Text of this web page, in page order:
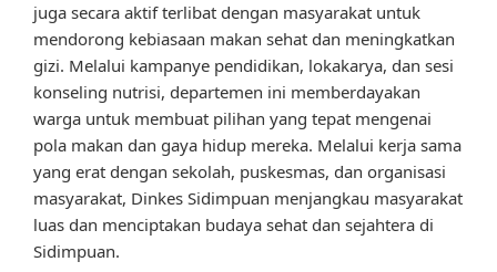
juga secara aktif terlibat dengan masyarakat untuk
mendorong kebiasaan makan sehat dan meningkatkan
gizi. Melalui kampanye pendidikan, lokakarya, dan sesi
konseling nutrisi, departemen ini memberdayakan
warga untuk membuat pilihan yang tepat mengenai
pola makan dan gaya hidup mereka. Melalui kerja sama
yang erat dengan sekolah, puskesmas, dan organisasi
masyarakat, Dinkes Sidimpuan menjangkau masyarakat
luas dan menciptakan budaya sehat dan sejahtera di
Sidimpuan.